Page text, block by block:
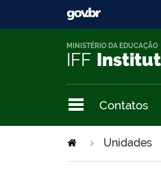
IFF
MINISTÉRIO DA EDUCAÇÃO
Contatos
Unidades